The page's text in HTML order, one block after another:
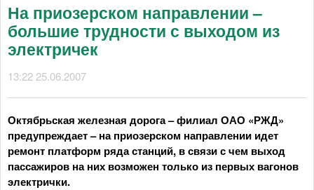
На приозерском направлении –
большие трудности с выходом из
электричек
13:22 25.06.2007
Октябрьская железная дорога – филиал ОАО «РЖД»
предупреждает – на приозерском направлении идет
ремонт платформ ряда станций, в связи с чем выход
пассажиров на них возможен только из первых вагонов
электрички.